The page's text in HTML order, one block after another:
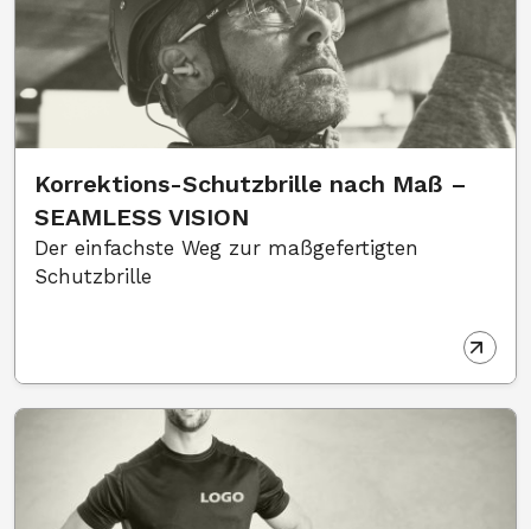
Korrektions-Schutzbrille nach Maß –
SEAMLESS VISION
Der einfachste Weg zur maßgefertigten
Schutzbrille